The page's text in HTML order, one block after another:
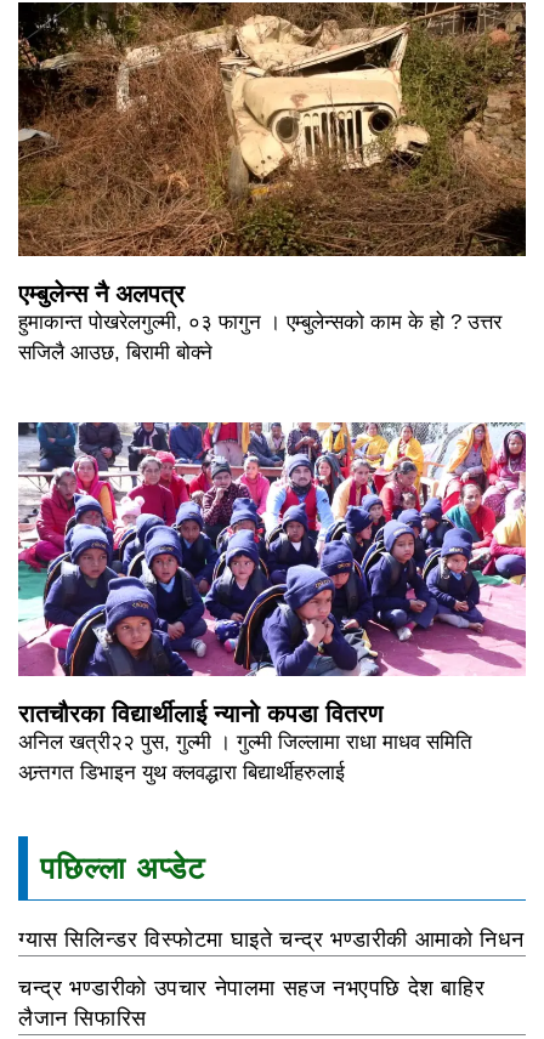
एम्बुलेन्स नै अलपत्र
हुमाकान्त पोखरेलगुल्मी, ०३ फागुन । एम्बुलेन्सको काम के हो ? उत्तर
सजिलै आउछ, बिरामी बोक्ने
रातचौरका विद्यार्थीलाई न्यानो कपडा वितरण
अनिल खत्री२२ पुस, गुल्मी । गुल्मी जिल्लामा राधा माधव समिति
अन्र्तगत डिभाइन युथ क्लवद्धारा बिद्यार्थीहरुलाई
पछिल्ला अप्डेट
ग्यास सिलिन्डर विस्फोटमा घाइते चन्द्र भण्डारीकी आमाको निधन
चन्द्र भण्डारीको उपचार नेपालमा सहज नभएपछि देश बाहिर
लैजान सिफारिस